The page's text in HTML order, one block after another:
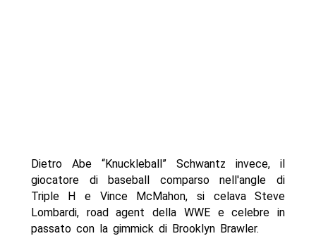
Dietro Abe “Knuckleball” Schwantz invece, il
giocatore di baseball comparso nell'angle di
Triple H e Vince McMahon, si celava Steve
Lombardi, road agent della WWE e celebre in
passato con la gimmick di Brooklyn Brawler.